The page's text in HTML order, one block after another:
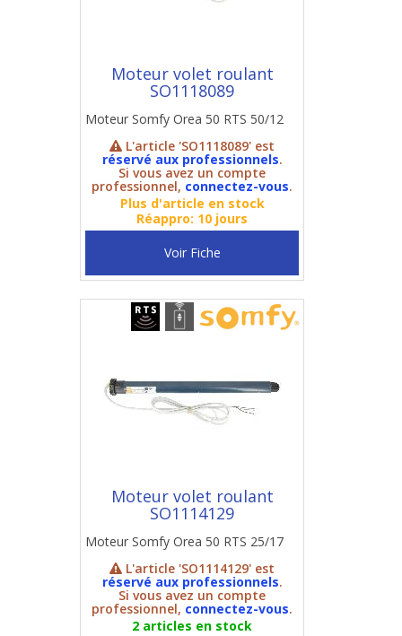
Moteur volet roulant
SO1118089
Moteur Somfy Orea 50 RTS 50/12
L'article 'SO1118089' est
réservé aux professionnels.
Si vous avez un compte
professionnel, connectez-vous.
Plus d'article en stock
Réappro: 10 jours
Voir Fiche
Moteur volet roulant
SO1114129
Moteur Somfy Orea 50 RTS 25/17
L'article 'SO1114129' est
réservé aux professionnels.
Si vous avez un compte
professionnel, connectez-vous.
2 articles en stock